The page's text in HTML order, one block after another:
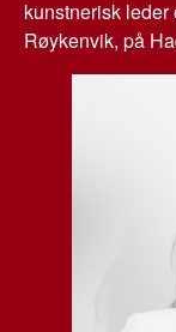
kunstnerisk
Røykenvik, på